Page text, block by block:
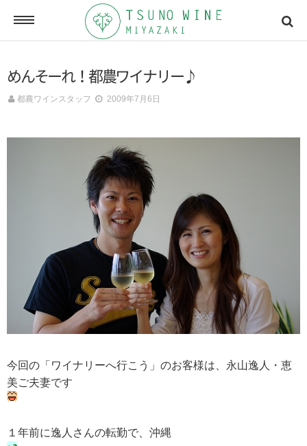
ONLINE SHOP
オンラインショッピング
NEWSLETTERS
メールマガジン
アクセスマップ
CONTACT
お問い合わせ
求人情報
会社概要
めんそーれ！都農ワイナリー♪
都農ワインスタッフ 2009年7月6日
今回の「ワイナリーへ行こう」のお客様は、永山逸人・恵
美ご夫妻です
１年前に逸人さんの転勤で、沖縄